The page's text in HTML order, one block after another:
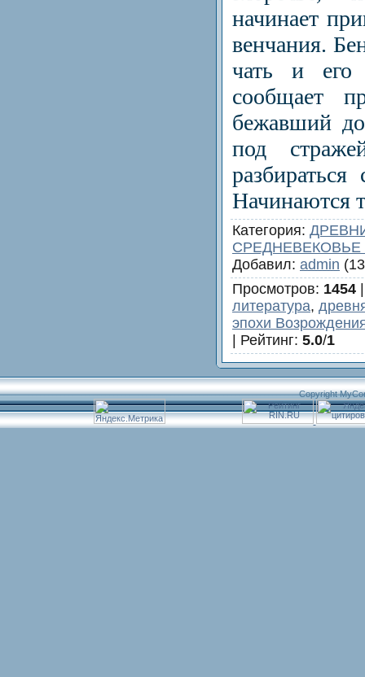
начинает
венчания.
чать и его
сообщает
бежавший
под
Начинаются
Категория:
Добавил: admin
Просмотров: 1454
литература,
эпохи
| Рейтинг: 5.0/1
Copyright